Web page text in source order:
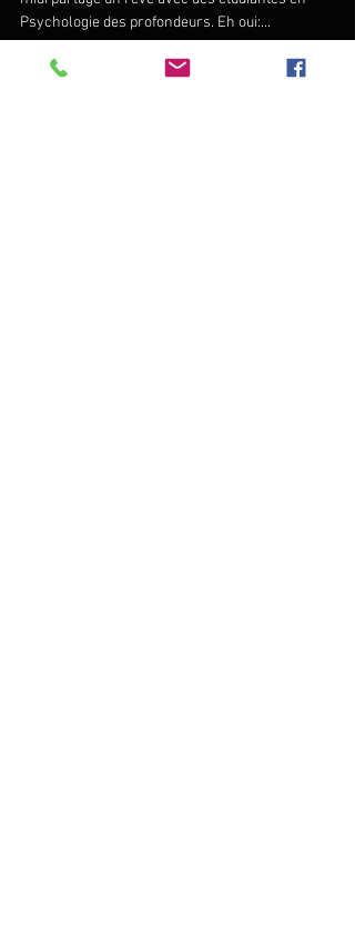
En passant...
Hier dimanche j'ai repété, et j'ai aussi en fin d'après
midi partagé un rêve avec des étudiantes en